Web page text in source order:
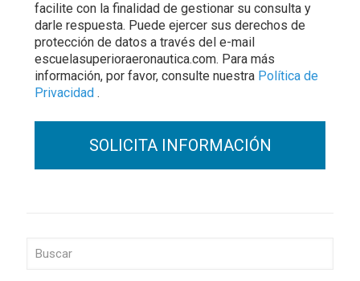
facilite con la finalidad de gestionar su consulta y
darle respuesta. Puede ejercer sus derechos de
protección de datos a través del e-mail
escuelasuperioraeronautica.com. Para más
información, por favor, consulte nuestra Política de
Privacidad .